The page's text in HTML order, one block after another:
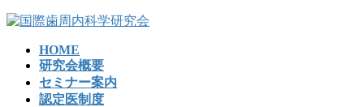
コ
ナ
HOME
研究会概要
セミナー案内
認定医制度